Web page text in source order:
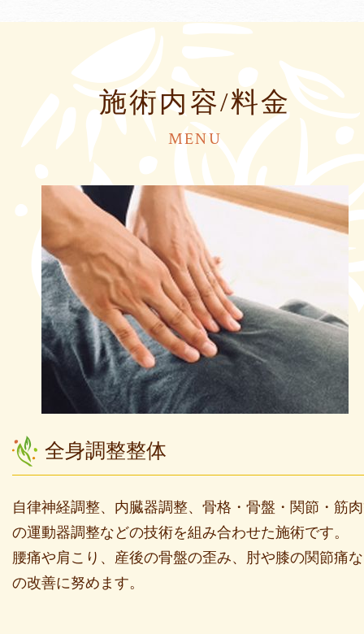
施術内容/料金
MENU
全身調整整体
自律神経調整、内臓器調整、骨格・骨盤・関節・筋
の運動器調整などの技術を組み合わせた施術です。
腰痛や肩こり、産後の骨盤の歪み、肘や膝の関節痛
の改善に努めます。